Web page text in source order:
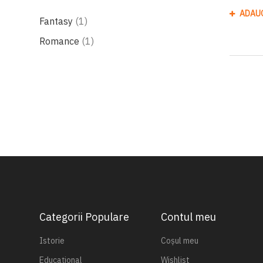
Fantasy 1produs
Romance 1produs
Categorii Populare
Istorie
Educațional
Contul meu
Coșul meu
Wishlist